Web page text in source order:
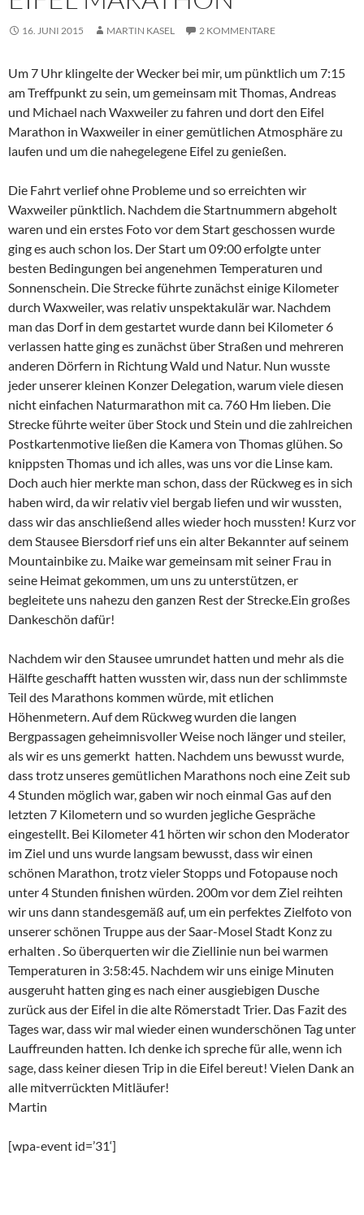
16. JUNI 2015 MARTIN KASEL 2 KOMMENTARE
Um 7 Uhr klingelte der Wecker bei mir, um pünktlich um 7:15
am Treffpunkt zu sein, um gemeinsam mit Thomas, Andreas
und Michael nach Waxweiler zu fahren und dort den Eifel
Marathon in Waxweiler in einer gemütlichen Atmosphäre zu
laufen und um die nahegelegene Eifel zu genießen.
Die Fahrt verlief ohne Probleme und so erreichten wir
Waxweiler pünktlich. Nachdem die Startnummern abgeholt
waren und ein erstes Foto vor dem Start geschossen wurde
ging es auch schon los. Der Start um 09:00 erfolgte unter
besten Bedingungen bei angenehmen Temperaturen und
Sonnenschein. Die Strecke führte zunächst einige Kilometer
durch Waxweiler, was relativ unspektakulär war. Nachdem
man das Dorf in dem gestartet wurde dann bei Kilometer 6
verlassen hatte ging es zunächst über Straßen und mehreren
anderen Dörfern in Richtung Wald und Natur. Nun wusste
jeder unserer kleinen Konzer Delegation, warum viele diesen
nicht einfachen Naturmarathon mit ca. 760 Hm lieben. Die
Strecke führte weiter über Stock und Stein und die zahlreichen
Postkartenmotive ließen die Kamera von Thomas glühen. So
knippsten Thomas und ich alles, was uns vor die Linse kam.
Doch auch hier merkte man schon, dass der Rückweg es in sich
haben wird, da wir relativ viel bergab liefen und wir wussten,
dass wir das anschließend alles wieder hoch mussten! Kurz vor
dem Stausee Biersdorf rief uns ein alter Bekannter auf seinem
Mountainbike zu. Maike war gemeinsam mit seiner Frau in
seine Heimat gekommen, um uns zu unterstützen, er
begleitete uns nahezu den ganzen Rest der Strecke.Ein großes
Dankeschön dafür!
Nachdem wir den Stausee umrundet hatten und mehr als die
Hälfte geschafft hatten wussten wir, dass nun der schlimmste
Teil des Marathons kommen würde, mit etlichen
Höhenmetern. Auf dem Rückweg wurden die langen
Bergpassagen geheimnisvoller Weise noch länger und steiler,
als wir es uns gemerkt hatten. Nachdem uns bewusst wurde,
dass trotz unseres gemütlichen Marathons noch eine Zeit sub
4 Stunden möglich war, gaben wir noch einmal Gas auf den
letzten 7 Kilometern und so wurden jegliche Gespräche
eingestellt. Bei Kilometer 41 hörten wir schon den Moderator
im Ziel und uns wurde langsam bewusst, dass wir einen
schönen Marathon, trotz vieler Stopps und Fotopause noch
unter 4 Stunden finishen würden. 200m vor dem Ziel reihten
wir uns dann standesgemäß auf, um ein perfektes Zielfoto von
unserer schönen Truppe aus der Saar-Mosel Stadt Konz zu
erhalten . So überquerten wir die Ziellinie nun bei warmen
Temperaturen in 3:58:45. Nachdem wir uns einige Minuten
ausgeruht hatten ging es nach einer ausgiebigen Dusche
zurück aus der Eifel in die alte Römerstadt Trier. Das Fazit des
Tages war, dass wir mal wieder einen wunderschönen Tag unter
Lauffreunden hatten. Ich denke ich spreche für alle, wenn ich
sage, dass keiner diesen Trip in die Eifel bereut! Vielen Dank an
alle mitverrückten Mitläufer!
Martin
[wpa-event id=’31‘]